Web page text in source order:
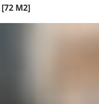
[72 M2]